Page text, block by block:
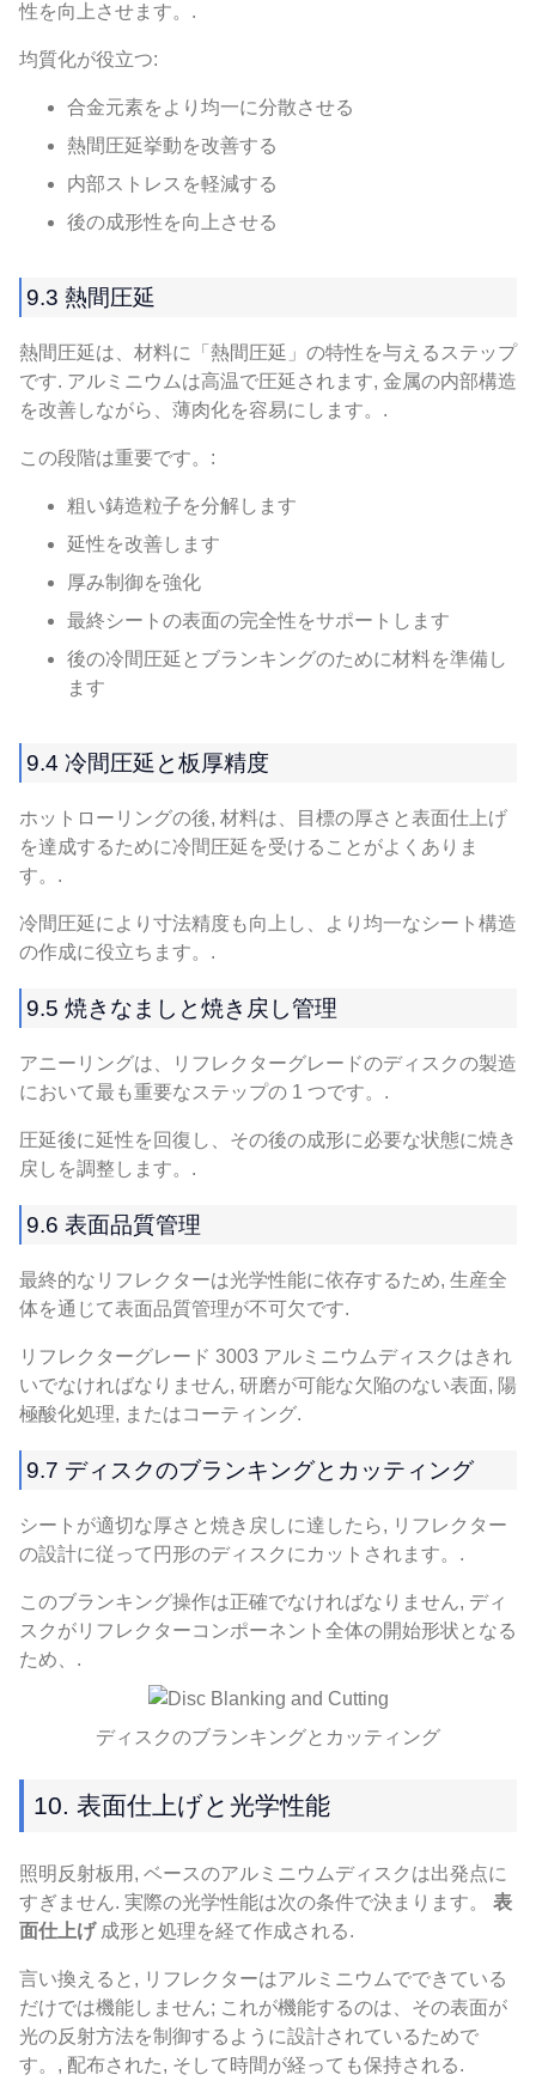
性を向上させます。.
均質化が役立つ:
合金元素をより均一に分散させる
熱間圧延挙動を改善する
内部ストレスを軽減する
後の成形性を向上させる
9.3 熱間圧延
熱間圧延は、材料に「熱間圧延」の特性を与えるステップ
です. アルミニウムは高温で圧延されます, 金属の内部構造
を改善しながら、薄肉化を容易にします。.
この段階は重要です。:
粗い鋳造粒子を分解します
延性を改善します
厚み制御を強化
最終シートの表面の完全性をサポートします
後の冷間圧延とブランキングのために材料を準備し
ます
9.4 冷間圧延と板厚精度
ホットローリングの後, 材料は、目標の厚さと表面仕上げ
を達成するために冷間圧延を受けることがよくありま
す。.
冷間圧延により寸法精度も向上し、より均一なシート構造
の作成に役立ちます。.
9.5 焼きなましと焼き戻し管理
アニーリングは、リフレクターグレードのディスクの製造
において最も重要なステップの 1 つです。.
圧延後に延性を回復し、その後の成形に必要な状態に焼き
戻しを調整します。.
9.6 表面品質管理
最終的なリフレクターは光学性能に依存するため, 生産全
体を通じて表面品質管理が不可欠です.
リフレクターグレード 3003 アルミニウムディスクはきれ
いでなければなりません, 研磨が可能な欠陥のない表面, 陽
極酸化処理, またはコーティング.
9.7 ディスクのブランキングとカッティング
シートが適切な厚さと焼き戻しに達したら, リフレクター
の設計に従って円形のディスクにカットされます。.
このブランキング操作は正確でなければなりません, ディ
スクがリフレクターコンポーネント全体の開始形状となる
ため、.
ディスクのブランキングとカッティング
10. 表面仕上げと光学性能
照明反射板用, ベースのアルミニウムディスクは出発点に
すぎません. 実際の光学性能は次の条件で決まります。 表
面仕上げ成形と処理を経て作成される.
言い換えると, リフレクターはアルミニウムでできている
だけでは機能しません; これが機能するのは、その表面が
光の反射方法を制御するように設計されているためで
す。, 配布された, そして時間が経っても保持される.